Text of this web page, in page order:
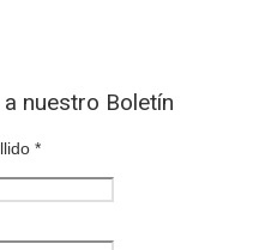
nuestro Boletín
*